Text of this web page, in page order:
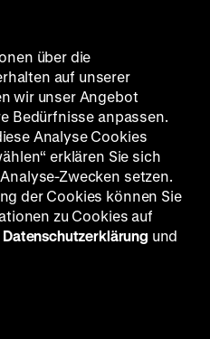
über die
auf unserer
wir unser Angebot
Bedürfnisse anpassen.
Analyse Cookies
erklären Sie sich
Zwecken setzen.
der Cookies können Sie
zu Cookies auf
Datenschutzerklärung und